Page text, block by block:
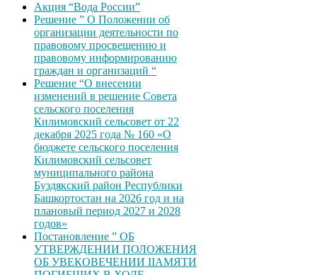
Акция “Вода России”
Решение ” О Положении об
организации деятельности по
правовому просвещению и
правовому информированию
граждан и организаций “
Решение “О внесении
изменений в решение Совета
сельского поселения
Килимовский сельсовет от 22
декабря 2025 года № 160 «О
бюджете сельского поселения
Килимовский сельсовет
муниципального района
Буздякский район Республики
Башкортостан на 2026 год и на
плановый период 2027 и 2028
годов»
Постановление ” ОБ
УТВЕРЖДЕНИИ ПОЛОЖЕНИЯ
ОБ УВЕКОВЕЧЕНИИ ІІАМЯТИ